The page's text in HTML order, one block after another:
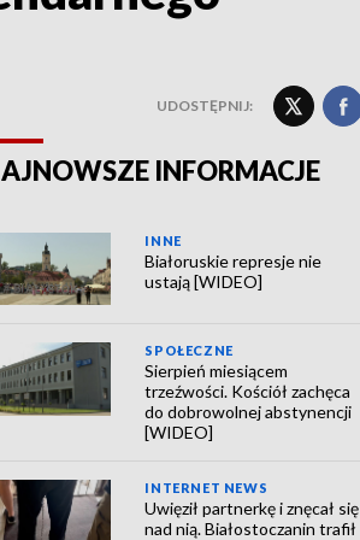
UDOSTĘPNIJ:
INFORMACJE
INNE
Białoruskie represje nie
ustają [WIDEO]
SPOŁECZNE
Sierpień miesiącem
trzeźwości. Kościół zachęca
do dobrowolnej abstynencji
[WIDEO]
INTERNET NEWS
Uwięził partnerkę i znęcał się
nad nią. Białostoczanin trafił